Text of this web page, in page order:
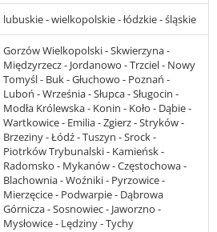
lubuskie - wielkopolskie - łódzkie - śląskie
Gorzów Wielkopolski - Skwierzyna -
Międzyrzecz - Jordanowo - Trzciel - Nowy
Tomyśl - Buk - Głuchowo - Poznań -
Luboń - Września - Słupca - Sługocin -
Modła Królewska - Konin - Koło - Dąbie -
Wartkowice - Emilia - Zgierz - Stryków -
Brzeziny - Łódź - Tuszyn - Srock -
Piotrków Trybunalski - Kamieńsk -
Radomsko - Mykanów - Częstochowa -
Blachownia - Woźniki - Pyrzowice -
Mierzęcice - Podwarpie - Dąbrowa
Górnicza - Sosnowiec - Jaworzno -
Mysłowice - Lędziny - Tychy